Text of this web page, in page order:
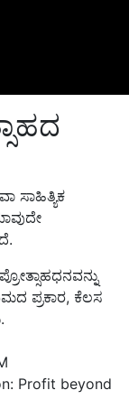
ಸಾಹಿತ್ಯಿಕ
ಪ್ರಕಾರ, ಕೆಲಸ
Profit beyond